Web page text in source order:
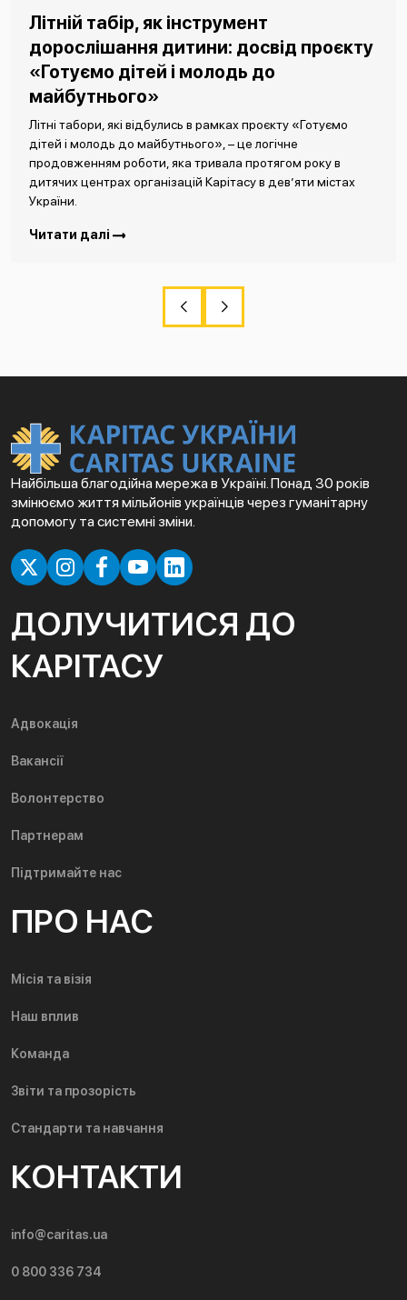
Літній табір, як інструмент
дорослішання дитини: досвід проєкту
«Готуємо дітей і молодь до
майбутнього»
Літні табори, які відбулись в рамках проєкту «Готуємо
дітей і молодь до майбутнього», – це логічне
продовженням роботи, яка тривала протягом року в
дитячих центрах організацій Карітасу в дев’яти містах
України.
Читати далі
Найбільша благодійна мережа в Україні. Понад 30 років
змінюємо життя мільйонів українців через гуманітарну
допомогу та системні зміни.
ДОЛУЧИТИСЯ ДО
КАРІТАСУ
Адвокація
Вакансії
Волонтерство
Партнерам
Підтримайте нас
ПРО НАС
Місія та візія
Наш вплив
Команда
Звіти та прозорість
Стандарти та навчання
КОНТАКТИ
info@caritas.ua
0 800 336 734